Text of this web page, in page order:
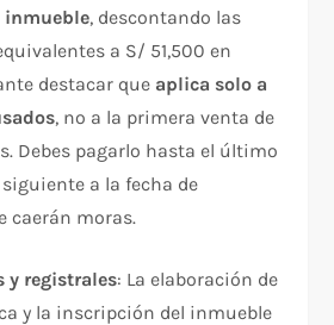
inmueble, descontando las
a S/ 51,500 en
destacar que aplica solo a
, no a la primera venta de
Debes pagarlo hasta el último
a la fecha de
caerán moras.
y registrales: La elaboración de
y la inscripción del inmueble